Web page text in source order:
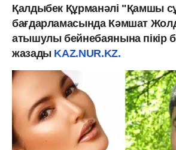
Қалдыбек Құрманәлі "Қамшы
бағдарламасында Кәмшат
атышулы бейнебаянына пікір
жазадыKAZ.NUR.KZ.